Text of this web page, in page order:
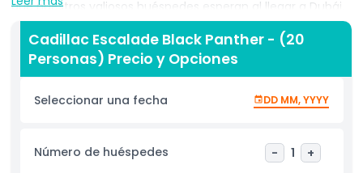
que nuestros valiosos huéspedes esperan al llegar a Dubái.
Por eso ofrecemos una variedad de limusinas de lujo para
adaptarse a todos los tamaños de grupo. Nuestra limusina
Cadillac Escalade Black Panther puede acomodar hasta 20
pasajeros, perfecta para tours en grupo o celebraciones
familiares. Un paseo en limusina en Dubái es ideal para
parejas, familias y grupos, especialmente durante
propuestas o el Día de San Valentín. Ya sea que necesite
un tour por la ciudad o un traslado único al hotel, nuestros
Cadillac Escalade Black Panther - (20
Personas) Precio y Opciones
Seleccionar una fecha DD MM, YYYY
Número de huéspedes - 1 +